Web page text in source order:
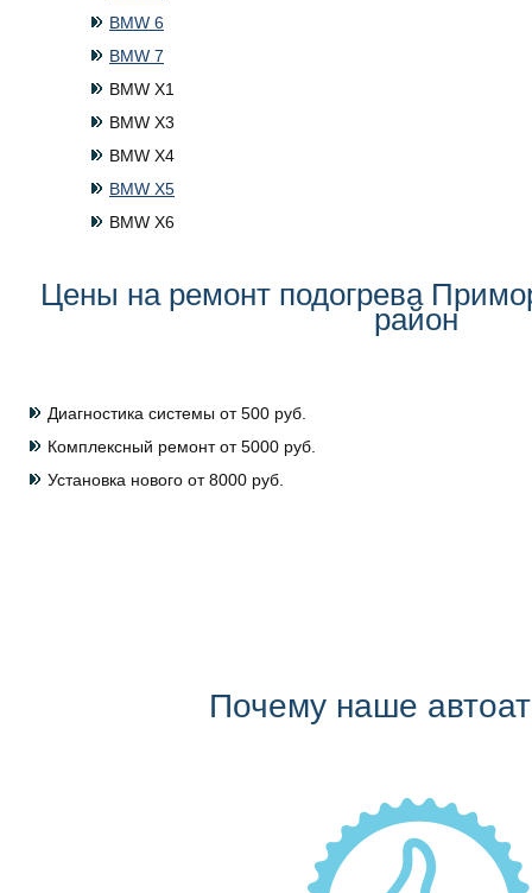
BMW 6
BMW 7
BMW X1
BMW X3
BMW X4
BMW X5
BMW X6
Цены на ремонт подогрева
район
Диагностика системы от 500 руб.
Комплексный ремонт от 5000 руб.
Установка нового от 8000 руб.
Почему наше